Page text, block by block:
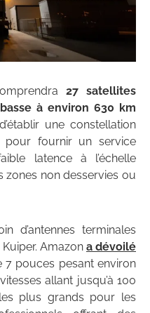
27 satellites
à environ 630 km
une constellation
pour fournir un service
latence à l’échelle
zones non desservies ou
d’antennes terminales
Amazon a dévoilé
7 pouces pesant environ
allant jusqu’à 100
plus grands pour les